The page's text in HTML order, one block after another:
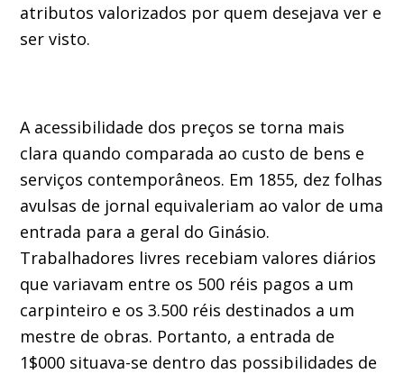
atributos valorizados por quem desejava ver e
ser visto.
A acessibilidade dos preços se torna mais
clara quando comparada ao custo de bens e
serviços contemporâneos. Em 1855, dez folhas
avulsas de jornal equivaleriam ao valor de uma
entrada para a geral do Ginásio.
Trabalhadores livres recebiam valores diários
que variavam entre os 500 réis pagos a um
carpinteiro e os 3.500 réis destinados a um
mestre de obras. Portanto, a entrada de
1$000 situava-se dentro das possibilidades de